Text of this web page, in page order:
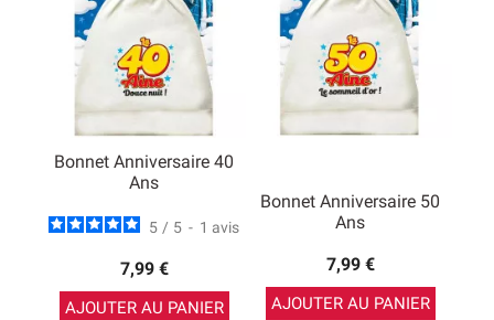
Bonnet Anniversaire 40
Ans
5 / 5 - 1 avis
7,99 €
AJOUTER AU PANIER
Bonnet Anniversaire 50
Ans
7,99 €
AJOUTER AU PANIER